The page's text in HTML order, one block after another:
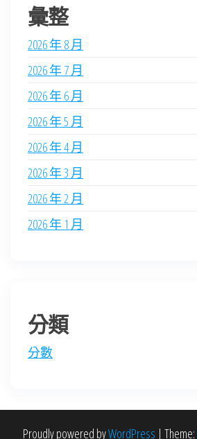
彙整
2026 年 8 月
2026 年 7 月
2026 年 6 月
2026 年 5 月
2026 年 4 月
2026 年 3 月
2026 年 2 月
2026 年 1 月
分類
分數
Proudly powered byWordPress | Theme: